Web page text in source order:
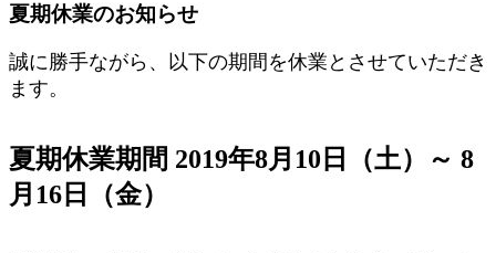
夏期休業のお知らせ
誠に勝手ながら、以下の期間を休業とさせていただき
ます。
夏期休業期間 2019年8月10日（土）～ 8
月16日（金）